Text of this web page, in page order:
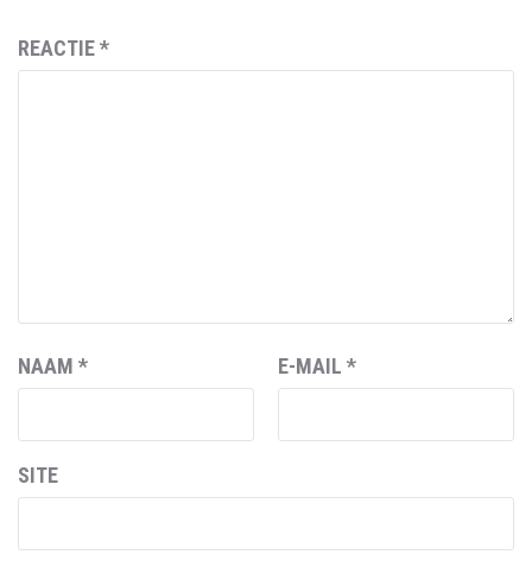
REACTIE*
NAAM * E-MAIL *
SITE